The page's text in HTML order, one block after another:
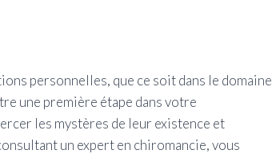
personnelles, que ce soit dans le domaine
une première étape dans votre
les mystères de leur existence et
un expert en chiromancie, vous